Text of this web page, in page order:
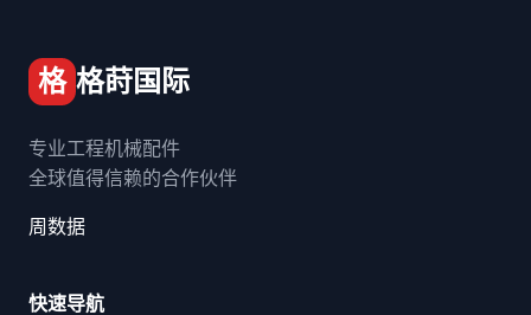
格 格莳国际
专业工程机械配件
全球值得信赖的合作伙伴
周数据
快速导航